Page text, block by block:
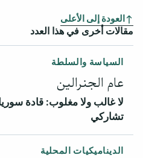
العودة إلى الأعلى
مقالات أخرى في هذا العدد
السياسة والسلطة
عام الجنرالين
لا غالب ولا مغلوب: قادة
تشاركي
الديناميكيات المحلية